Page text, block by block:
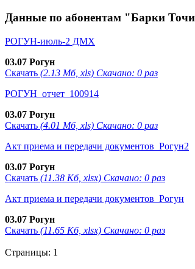
Данные по абонентам "Барки
РОГУН-июль-2 ДМХ
03.07 Рогун
Скачать (2.13 Мб, xls) Скачано: 0 раз
РОГУН_отчет_100914
03.07 Рогун
Скачать (4.01 Мб, xls) Скачано: 0 раз
Акт приема и передачи документов_Рогун2
03.07 Рогун
Скачать (11.38 Кб, xlsx) Скачано: 0 раз
Акт приема и передачи документов_Рогун
03.07 Рогун
Скачать (11.65 Кб, xlsx) Скачано: 0 раз
Страницы: 1